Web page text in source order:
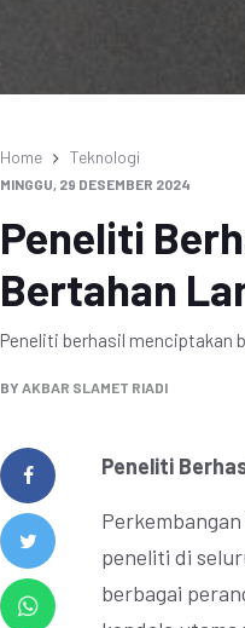
Home Teknologi
MINGGU, 29 DESEMBER 2024
Peneliti
Bertahan
Peneliti berhasil menciptakan
BY AKBAR SLAMET RIADI
Peneliti
peneliti di
berbagai